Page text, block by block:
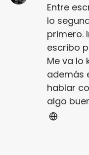
Entre
lo
primero.
escribo
Me va lo
además
hablar
algo